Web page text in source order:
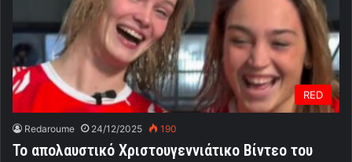
RED
Redaroume 24/12/2025 190
Το απολαυστικό Χριστουγεννιάτικο Βίντεο του